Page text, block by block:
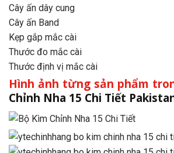
Cây ấn dây cung
Cây ấn Band
Kẹp gắp mắc cài
Thước đo mắc cài
Thước định vị mắc cài
Hình ảnh từng sản phẩm
Chỉnh Nha 15 Chi Tiết